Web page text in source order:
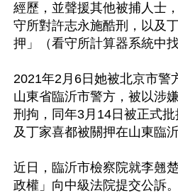
經歷，並聲援其他被捕人士
守所對許志永施酷刑，以及
押」（看守所計算器系統中
2021年2月6日她被北京市警
山東省臨沂市警方，被以涉
刑拘，同年3月14日被正式
及丁家喜都被關押在山東臨
近日，臨沂市檢察院就李翹
政權」向中級法院提交公訴。